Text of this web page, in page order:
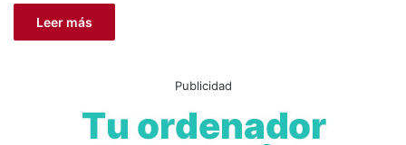
Leer más
Publicidad